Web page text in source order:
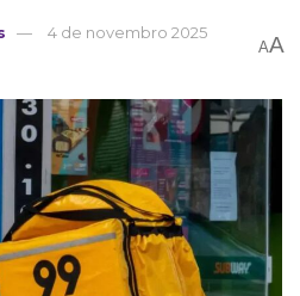
4 de novembro 2025
AA